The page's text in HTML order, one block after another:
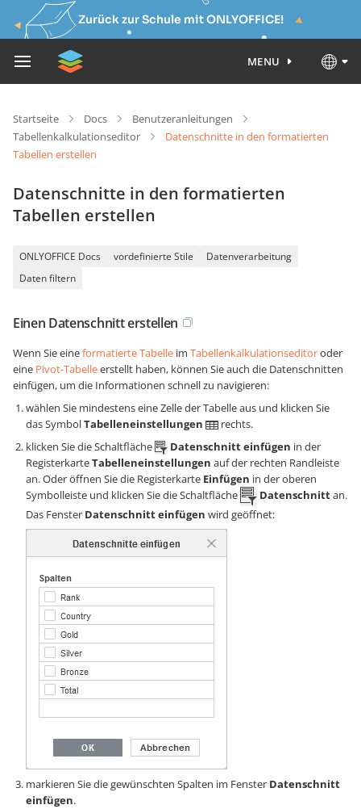
Zurück zur Schule mit ONLYOFFICE!
MENU
Startseite Docs
Benutzeranleitungen
Tabellenkalkulationseditor
Datenschnitte in den formatierten
Tabellen erstellen
Datenschnitte in den formatierten
Tabellen erstellen
ONLYOFFICE Docs vordefinierte Stile
Datenverarbeitung
Daten filtern
Einen Datenschnitt erstellen
Wenn Sie eineformatierte Tabelle im Tabellenkalkulationseditoroder
eine Pivot-Tabelleerstellt haben, können Sie auch die Datenschnitten
einfügen, um die Informationen schnell zu navigieren:
wählen Sie mindestens eine Zelle der Tabelle aus und klicken Sie
das SymbolTabelleneinstellungen
rechts.
klicken Sie die Schaltfläche
Datenschnitt einfügen in der
RegisterkarteTabelleneinstellungen auf der rechten Randleiste
an. Oder öffnen Sie die Registerkarte Einfügen in der oberen
Symbolleiste und klicken Sie die Schaltfläche
Datenschnittan.
Das Fenster Datenschnitt einfügen wird geöffnet:
markieren Sie die gewünschten Spalten im Fenster Datenschnitt
einfügen.